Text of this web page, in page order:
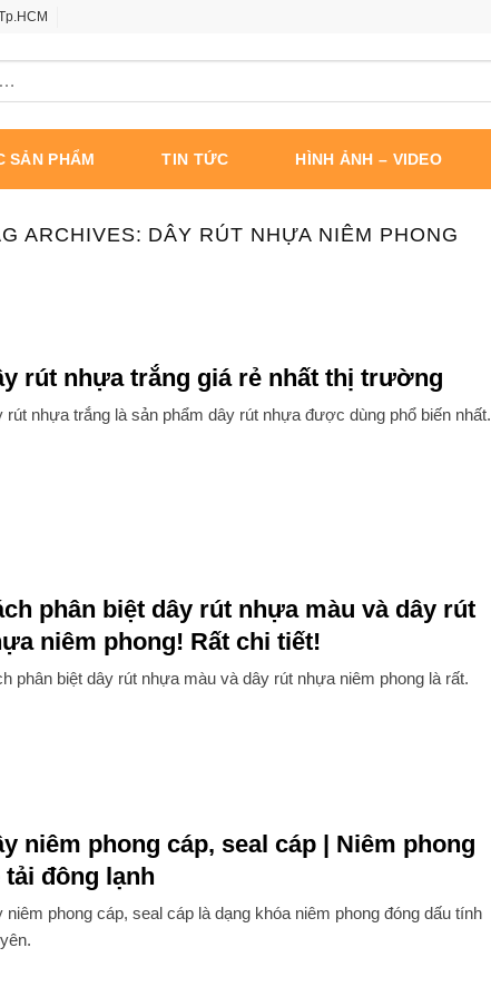
SẢN PHẨM TIN TỨC HÌNH ẢNH – VIDEO
ARCHIVES: DÂY RÚT NHỰA NIÊM PHONG
rút nhựa trắng giá rẻ nhất thị trường
rút nhựa trắng là sản phẩm dây rút nhựa được dùng phổ biến nhất.
phân biệt dây rút nhựa màu và dây rút
niêm phong! Rất chi tiết!
phân biệt dây rút nhựa màu và dây rút nhựa niêm phong là rất.
niêm phong cáp, seal cáp | Niêm phong
tải đông lạnh
niêm phong cáp, seal cáp là dạng khóa niêm phong đóng dấu tính